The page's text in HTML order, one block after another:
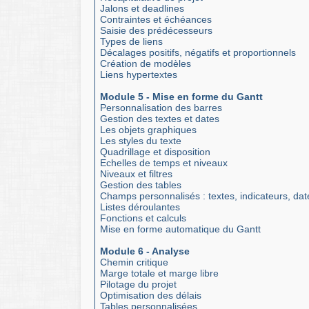
Jalons et deadlines
Contraintes et échéances
Saisie des prédécesseurs
Types de liens
Décalages positifs, négatifs et proportionnels
Création de modèles
Liens hypertextes
Module 5 - Mise en forme du Gantt
Personnalisation des barres
Gestion des textes et dates
Les objets graphiques
Les styles du texte
Quadrillage et disposition
Echelles de temps et niveaux
Niveaux et filtres
Gestion des tables
Champs personnalisés : textes, indicateurs,
Listes déroulantes
Fonctions et calculs
Mise en forme automatique du Gantt
Module 6 - Analyse
Chemin critique
Marge totale et marge libre
Pilotage du projet
Optimisation des délais
Tables personnalisées